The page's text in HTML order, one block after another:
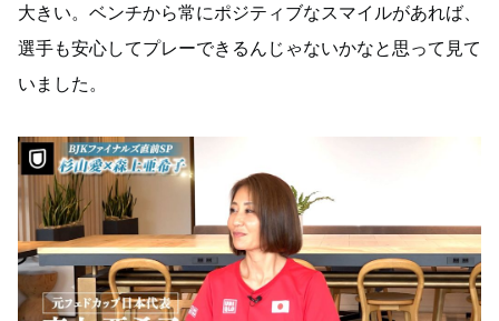
大きい。ベンチから常にポジティブなスマイルがあれば、
選手も安心してプレーできるんじゃないかなと思って見て
いました。